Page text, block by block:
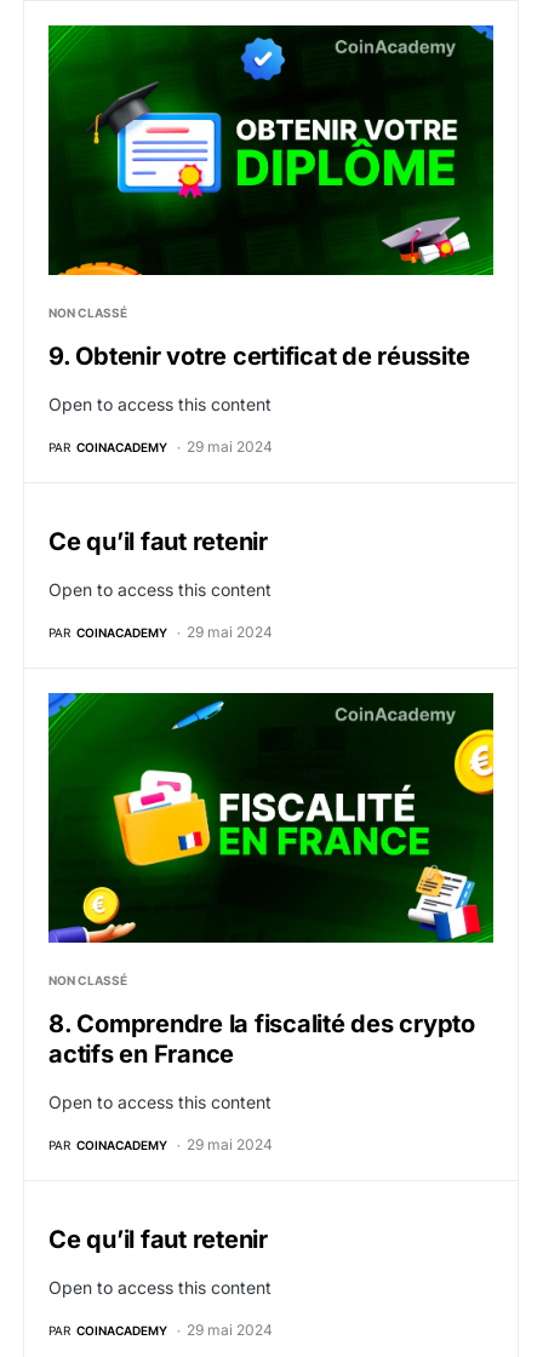
9. Obtenir votre certificat de réussite
NON CLASSÉ
9. Obtenir votre certificat de réussite
Open to access this content
PAR COINACADEMY 29 mai 2024
Ce qu’il faut retenir
Open to access this content
PAR COINACADEMY 29 mai 2024
8. Comprendre la fiscalité des crypto actifs en France
NON CLASSÉ
8. Comprendre la fiscalité des crypto
actifs en France
Open to access this content
PAR COINACADEMY 29 mai 2024
Ce qu’il faut retenir
Open to access this content
PAR COINACADEMY 29 mai 2024